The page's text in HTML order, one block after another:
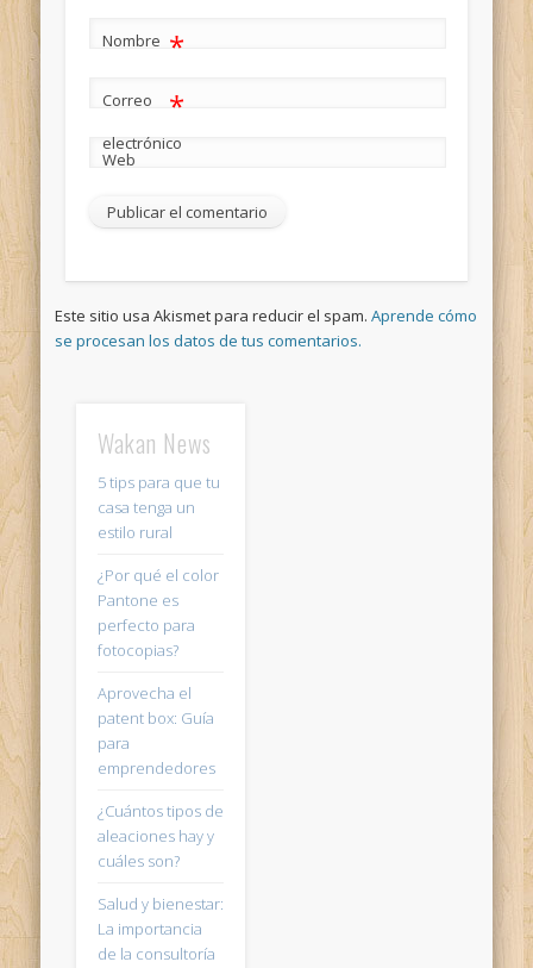
Nombre *
Correo
electrónico
*
Web
Este sitio usa Akismet para reducir el spam.Aprende cómo
se procesan los datos de tus comentarios.
Wakan News
5 tips para que tu
casa tenga un
estilo rural
¿Por qué el color
Pantone es
perfecto para
fotocopias?
Aprovecha el
patent box: Guía
para
emprendedores
¿Cuántos tipos de
aleaciones hay y
cuáles son?
Salud y bienestar:
La importancia
de la consultoría